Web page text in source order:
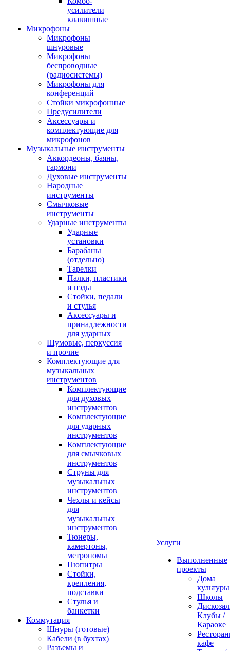
усилители
клавишные
Микрофоны
Микрофоны
шнуровые
Микрофоны
беспроводные
(радиосистемы)
Микрофоны для
конференций
Стойки микрофонные
Предусилители
Аксессуары и
комплектующие для
микрофонов
Музыкальные инструменты
Аккордеоны, баяны,
гармони
Духовые инструменты
Народные
инструменты
Смычковые
инструменты
Ударные инструменты
Ударные
установки
Барабаны
(отдельно)
Тарелки
Палки, пластики
и пэды
Стойки, педали
и стулья
Аксессуары и
принадлежности
для ударных
Шумовые, перкуссия
и прочие
Комплектующие для
музыкальных
инструментов
Комплектующие
для духовых
инструментов
Комплектующие
для ударных
инструментов
Комплектующие
для смычковых
инструментов
Струны для
музыкальных
инструментов
Чехлы и кейсы
для
музыкальных
инструментов
Тюнеры,
камертоны,
метрономы
Пюпитры
Стойки,
крепления,
подставки
Стулья и
банкетки
Коммутация
Шнуры (готовые)
Кабели (в бухтах)
Разъемы и
Услуги
Выполненные
проекты
Дома
культуры
Школы
Клубы /
Караоке
кафе